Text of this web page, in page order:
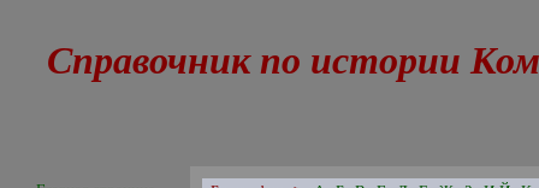
Справочник по истории